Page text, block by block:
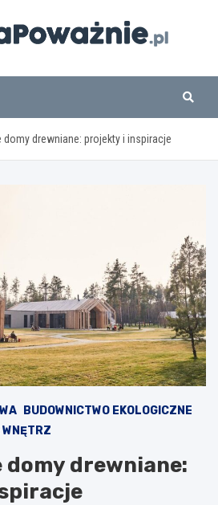
domy drewniane: projekty i inspiracje
BUDOWNICTWO EKOLOGICZNE
WNĘTRZ
domy drewniane: